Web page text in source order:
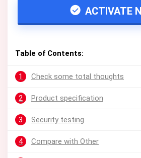
ACTIVATE
Table of Contents:
1 Check some total thoughts
2 Product specification
3 Security testing
4 Compare with Other